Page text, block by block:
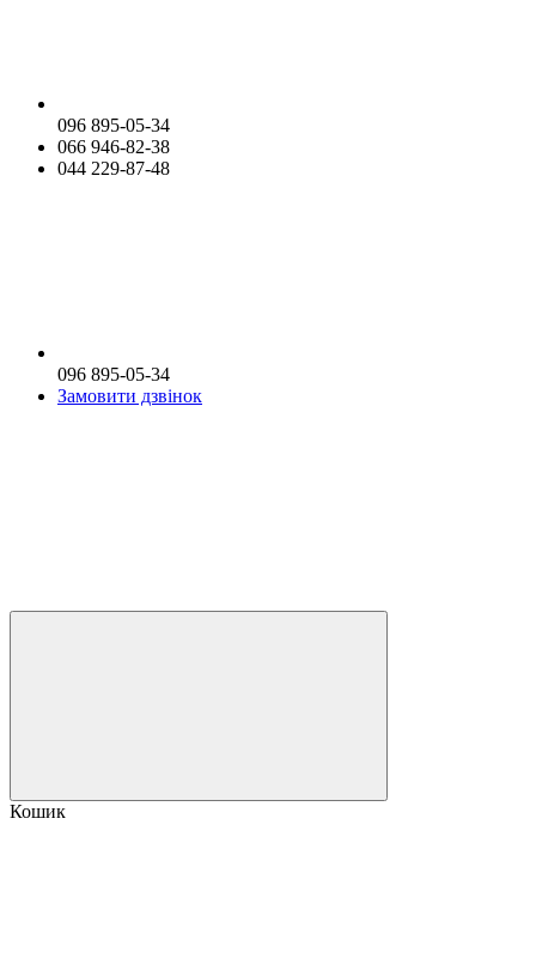
096 895-05-34
066 946-82-38
044 229-87-48
096 895-05-34
Замовити дзвінок
Кошик